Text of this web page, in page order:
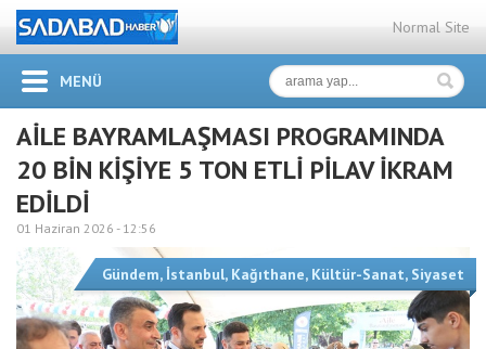
Normal Site
MENÜ
AİLE BAYRAMLAŞMASI PROGRAMINDA
20 BİN KİŞİYE 5 TON ETLİ PİLAV İKRAM
EDİLDİ
01 Haziran 2026 - 12:56
Gündem, İstanbul, Kağıthane, Kültür-Sanat, Siyaset